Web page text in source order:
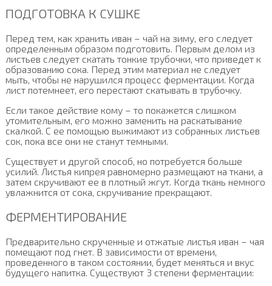
ПОДГОТОВКА К СУШКЕ
Перед тем, как хранить иван – чай на зиму, его следует
определенным образом подготовить. Первым делом из
листьев следует скатать тонкие трубочки, что приведет к
образованию сока. Перед этим материал не следует
мыть, чтобы не нарушился процесс ферментации. Когда
лист потемнеет, его перестают скатывать в трубочку.
Если такое действие кому – то покажется слишком
утомительным, его можно заменить на раскатывание
скалкой. С ее помощью выжимают из собранных листьев
сок, пока все они не станут темными.
Существует и другой способ, но потребуется больше
усилий. Листья кипрея равномерно размещают на ткани, а
затем скручивают ее в плотный жгут. Когда ткань немного
увлажнится от сока, скручивание прекращают.
ФЕРМЕНТИРОВАНИЕ
Предварительно скрученные и отжатые листья иван – чая
помещают под гнет. В зависимости от времени,
проведенного в таком состоянии, будет меняться и вкус
будущего напитка. Существуют 3 степени ферментации: